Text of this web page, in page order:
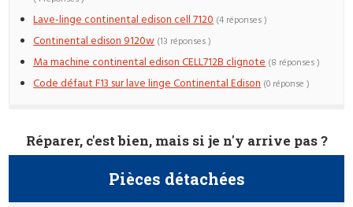
Lave-linge continental edison cell 7120 (4 réponses )
Continental edison 9120w (13 réponses )
Ma machine continental edison CELL712B clignote (8 réponses )
Code défaut F13 sur lave linge Continental Edison (0 réponse )
Réparer, c'est bien, mais si je n'y arrive pas ?
Pièces détachées